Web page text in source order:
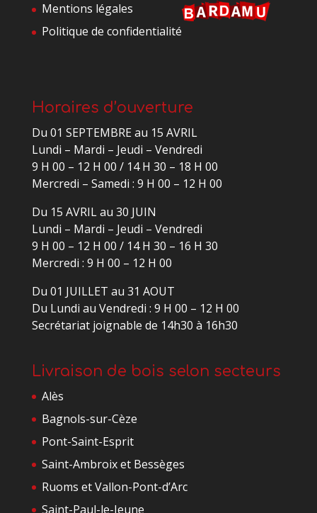
Mentions légales
Politique de confidentialité
Horaires d’ouverture
Du 01 SEPTEMBRE au 15 AVRIL
Lundi – Mardi – Jeudi – Vendredi
9 H 00 – 12 H 00 / 14 H 30 – 18 H 00
Mercredi – Samedi : 9 H 00 – 12 H 00
Du 15 AVRIL au 30 JUIN
Lundi – Mardi – Jeudi – Vendredi
9 H 00 – 12 H 00 / 14 H 30 – 16 H 30
Mercredi : 9 H 00 – 12 H 00
Du 01 JUILLET au 31 AOUT
Du Lundi au Vendredi : 9 H 00 – 12 H 00
Secrétariat joignable de 14h30 à 16h30
Livraison de bois selon secteurs
Alès
Bagnols-sur-Cèze
Pont-Saint-Esprit
Saint-Ambroix et Bessèges
Ruoms et Vallon-Pont-d’Arc
Saint-Paul-le-Jeune